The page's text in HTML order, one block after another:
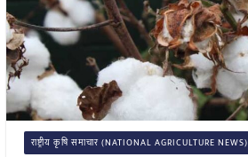
राष्ट्रीय कृषि समाचार (NATIONAL AGRICULTURE NEWS)